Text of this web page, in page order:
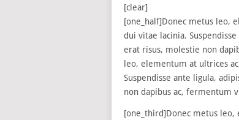
[clear]
[one_half]Donec metus leo,
dui vitae lacinia.
erat risus, molestie non
leo, elementum at ultrices
Suspendisse ante ligula,
non dapibus ac, fermentum
[one_third]Donec metus